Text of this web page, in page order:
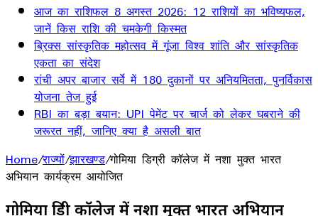
आज का राशिफल 8 अगस्त 2026: 12 राशियों का भविष्यफल,
जानें किस राशि की चमकेगी किस्मत
ब्रिक्स सांस्कृतिक महोत्सव में गूंजा विश्व शांति और सांस्कृतिक
एकता का संदेश
रांची अपर बाजार सर्वे में 180 दुकानों पर अनियमितता, पुनर्विकास
योजना तेज हुई
RBI का बड़ा बयान: UPI पेमेंट पर चार्ज को लेकर घबराने की
जरूरत नहीं, जानिए क्या है असली बात
Home/राज्यों/झारखण्ड/गोमिया डिग्री कॉलेज में नशा मुक्त भारत
अभियान कार्यक्रम आयोजित
गोमिया डिग्री कॉलेज में नशा मुक्त भारत अभियान